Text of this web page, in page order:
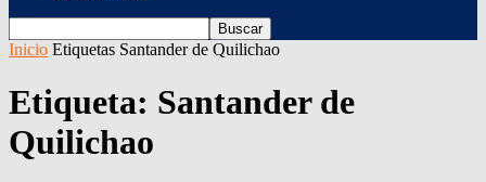
Inicio Etiquetas Santander de Quilichao
Etiqueta: Santander de
Quilichao